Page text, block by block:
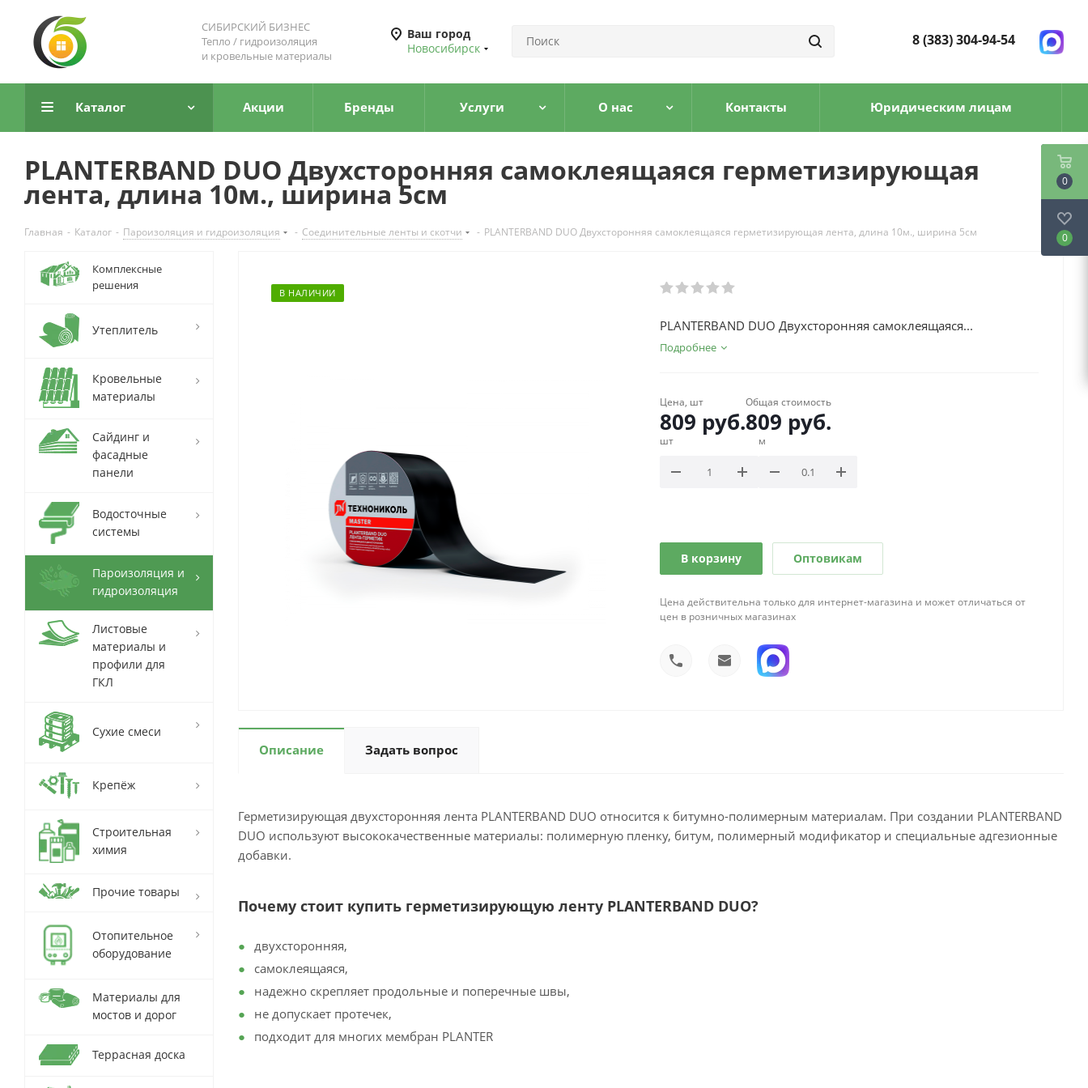
СИБИРСКИЙ БИЗНЕС
Тепло / гидроизоляция
и кровельные материалы
Ваш город
Новосибирск
8 (383) 304-94-54
Каталог Акции Бренды Услуги О нас Контакты Юридическим лицам
PLANTERBAND DUO Двухсторонняя самоклеящаяся герметизирующая
лента, длина 10м., ширина 5см
Главная - Каталог - Пароизоляция и гидроизоляция - Соединительные ленты и скотчи - PLANTERBAND DUO Двухсторонняя самоклеящаяся герметизирующая лента, длина 10м., ширина 5см
В НАЛИЧИИ
PLANTERBAND DUO Двухсторонняя самоклеящаяся...
Подробнее
Цена, шт
809 руб.
Общая стоимость
809 руб.
шт м
В корзину Оптовикам
Цена действительна только для интернет-магазина и может отличаться от
цен в розничных магазинах
Описание Задать вопрос
Герметизирующая двухсторонняя лента PLANTERBAND DUO относится к битумно-полимерным материалам. При создании PLANTERBAND
DUO используют высококачественные материалы: полимерную пленку, битум, полимерный модификатор и специальные адгезионные
добавки.
Почему стоит купить герметизирующую ленту PLANTERBAND DUO?
двухсторонняя,
самоклеящаяся,
надежно скрепляет продольные и поперечные швы,
не допускает протечек,
подходит для многих мембран PLANTER
Комплексные
решения
Утеплитель
Кровельные
материалы
Сайдинг и
фасадные
панели
Водосточные
системы
Пароизоляция и
гидроизоляция
Листовые
материалы и
профили для
ГКЛ
Сухие смеси
Крепёж
Строительная
химия
Прочие товары
Отопительное
оборудование
Материалы для
мостов и дорог
Террасная доска
0
0